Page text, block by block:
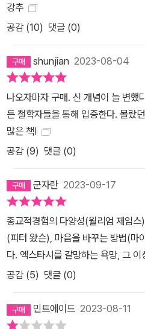
디오니우스의 신비주의에서 상상한
은 영향을 받은 서방의 스콜라 철학,
에 이른 신비주의와 15~16세기 루터
룬다. 특히 당시 유럽을 평정한 이슬
의 진정한 계승자로서 과학, 의학,
며, 그 흐름이 라틴 세계의 지식인들
신학이 탄생했고 결과적으로 유럽 르
하게 보여준다. 마지막으로 9장부
의와 낭만주의 신학, 19세기에 등장
로 고찰한다. 파스칼과 데카르트, 스
위대한 철학자들이 새로운 시대정신
사유를 검토하며 오늘날 우리에게
다. 본문 내용 “인간은 한 번도 동일한 신을 믿은 적이 없다” 시대의
필요에 따라 변화해 온 신의 의미 카렌 암스트롱은 이 책에서 신을 찾
용한 신을 창조해 왔다”고 선언한다.
적으로 타당해서 받아들인 것이 아니
강추
공감 (10) 댓글 (0)
shunjian 2023-08-04
나오자마자 구매. 신 개념이 늘 변했
든 철학자들을 통해 입증한다. 몰랐
많은 책!
공감 (9) 댓글 (0)
군자란 2023-09-17
종교적경험의 다양성(윌리엄 제임
(피터 왔슨), 마음을 바꾸는 방법(마
다. 엑스타시를 갈망하는 욕망, 그
공감 (5) 댓글 (0)
민트에이드 2023-08-11